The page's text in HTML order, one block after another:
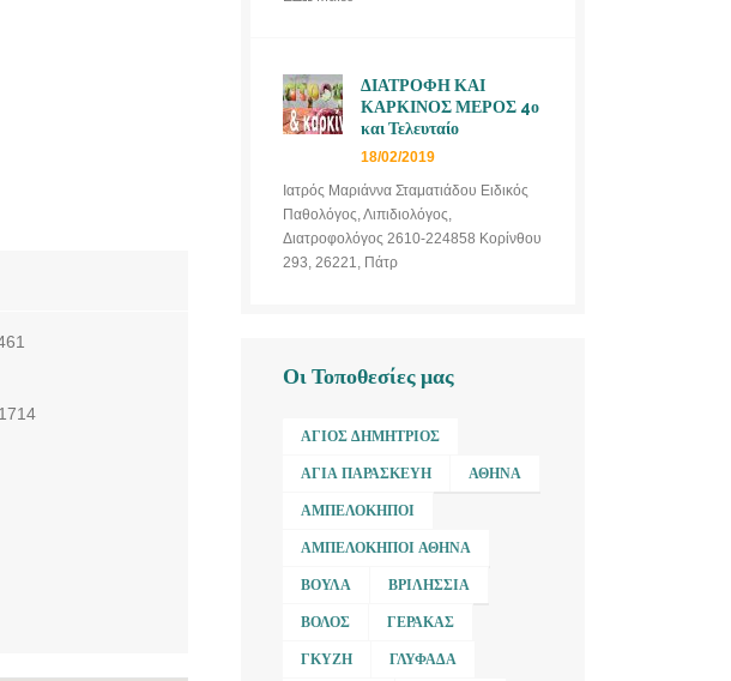
ΔΙΑΤΡΟΦΗ ΚΑΙ
ΚΑΡΚΙΝΟΣ ΜΕΡΟΣ 4ο
και Τελευταίο
18/02/2019
Ιατρός Μαριάννα Σταματιάδου Ειδικός
Παθολόγος, Λιπιδιολόγος,
Διατροφολόγος 2610-224858 Κορίνθου
293, 26221, Πάτρ
Οι Τοποθεσίες μας
ΆΓΙΟΣ ΔΗΜΉΤΡΙΟΣ
ΑΓΊΑ ΠΑΡΑΣΚΕΥΉ ΑΘΉΝΑ
ΑΜΠΕΛΌΚΗΠΟΙ
ΑΜΠΕΛΌΚΗΠΟΙ ΑΘΉΝΑ
ΒΟΎΛΑ ΒΡΙΛΉΣΣΙΑ
ΒΌΛΟΣ ΓΈΡΑΚΑΣ
ΓΚΎΖΗ ΓΛΥΦΆΔΑ